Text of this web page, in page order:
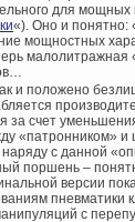
для мощных
«). Оно и понятно:
мощностных
малолитражная
и положено
за счет
«патронником»
с данной
поршень –
версии
пневматики
с